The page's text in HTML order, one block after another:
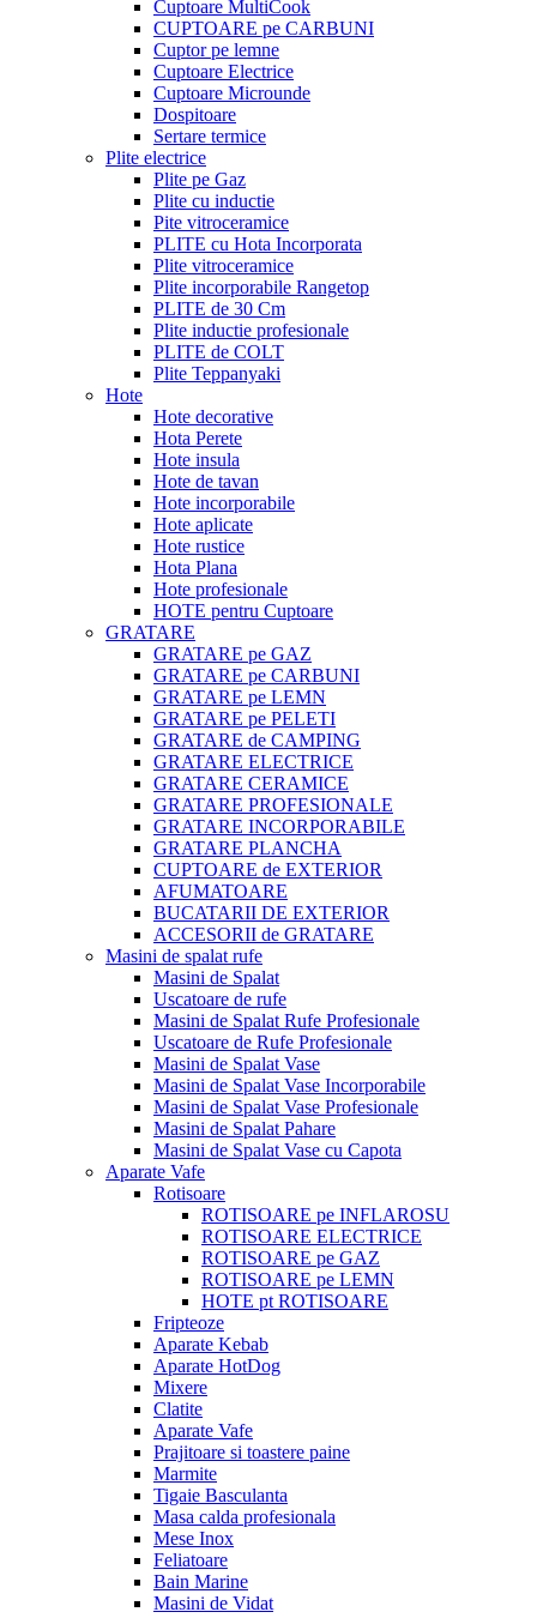
Cuptoare MultiCook
CUPTOARE pe CARBUNI
Cuptor pe lemne
Cuptoare Electrice
Cuptoare Microunde
Dospitoare
Sertare termice
Plite electrice
Plite pe Gaz
Plite cu inductie
Pite vitroceramice
PLITE cu Hota Incorporata
Plite vitroceramice
Plite incorporabile Rangetop
PLITE de 30 Cm
Plite inductie profesionale
PLITE de COLT
Plite Teppanyaki
Hote
Hote decorative
Hota Perete
Hote insula
Hote de tavan
Hote incorporabile
Hote aplicate
Hote rustice
Hota Plana
Hote profesionale
HOTE pentru Cuptoare
GRATARE
GRATARE pe GAZ
GRATARE pe CARBUNI
GRATARE pe LEMN
GRATARE pe PELETI
GRATARE de CAMPING
GRATARE ELECTRICE
GRATARE CERAMICE
GRATARE PROFESIONALE
GRATARE INCORPORABILE
GRATARE PLANCHA
CUPTOARE de EXTERIOR
AFUMATOARE
BUCATARII DE EXTERIOR
ACCESORII de GRATARE
Masini de spalat rufe
Masini de Spalat
Uscatoare de rufe
Masini de Spalat Rufe Profesionale
Uscatoare de Rufe Profesionale
Masini de Spalat Vase
Masini de Spalat Vase Incorporabile
Masini de Spalat Vase Profesionale
Masini de Spalat Pahare
Masini de Spalat Vase cu Capota
Aparate Vafe
Rotisoare
ROTISOARE pe INFLAROSU
ROTISOARE ELECTRICE
ROTISOARE pe GAZ
ROTISOARE pe LEMN
HOTE pt ROTISOARE
Fripteoze
Aparate Kebab
Aparate HotDog
Mixere
Clatite
Aparate Vafe
Prajitoare si toastere paine
Marmite
Tigaie Basculanta
Masa calda profesionala
Mese Inox
Feliatoare
Bain Marine
Masini de Vidat